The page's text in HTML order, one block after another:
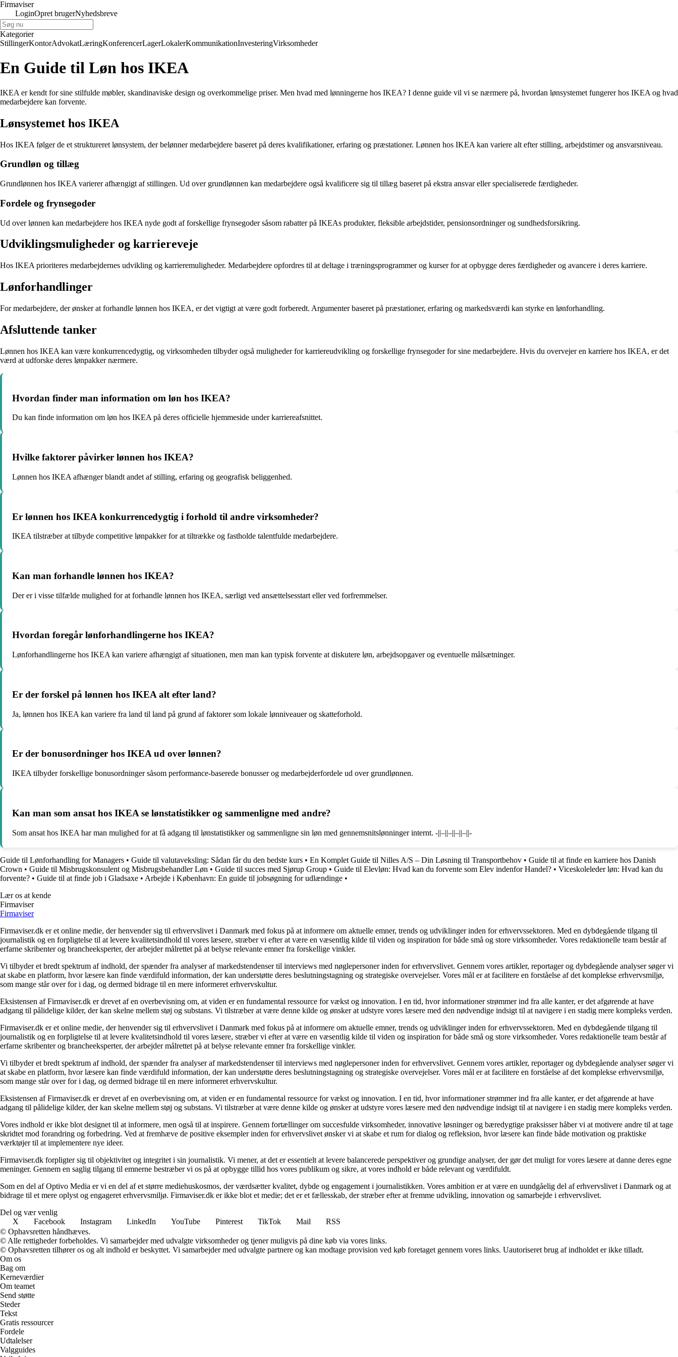
Firmaviser
LoginOpret brugerNyhedsbreve
Kategorier
StillingerKontorAdvokatLæringKonferencerLagerLokalerKommunikationInvesteringVirksomheder
En Guide til Løn hos IKEA
IKEA er kendt for sine stilfulde møbler, skandinaviske design og overkommelige priser. Men hvad med lønningerne hos IKEA? I denne guide vil vi se nærmere på, hvordan lønsystemet fungerer hos IKEA og hvad
medarbejdere kan forvente.
Lønsystemet hos IKEA
Hos IKEA følger de et struktureret lønsystem, der belønner medarbejdere baseret på deres kvalifikationer, erfaring og præstationer. Lønnen hos IKEA kan variere alt efter stilling, arbejdstimer og ansvarsniveau.
Grundløn og tillæg
Grundlønnen hos IKEA varierer afhængigt af stillingen. Ud over grundlønnen kan medarbejdere også kvalificere sig til tillæg baseret på ekstra ansvar eller specialiserede færdigheder.
Fordele og frynsegoder
Ud over lønnen kan medarbejdere hos IKEA nyde godt af forskellige frynsegoder såsom rabatter på IKEAs produkter, fleksible arbejdstider, pensionsordninger og sundhedsforsikring.
Udviklingsmuligheder og karriereveje
Hos IKEA prioriteres medarbejdernes udvikling og karrieremuligheder. Medarbejdere opfordres til at deltage i træningsprogrammer og kurser for at opbygge deres færdigheder og avancere i deres karriere.
Lønforhandlinger
For medarbejdere, der ønsker at forhandle lønnen hos IKEA, er det vigtigt at være godt forberedt. Argumenter baseret på præstationer, erfaring og markedsværdi kan styrke en lønforhandling.
Afsluttende tanker
Lønnen hos IKEA kan være konkurrencedygtig, og virksomheden tilbyder også muligheder for karriereudvikling og forskellige frynsegoder for sine medarbejdere. Hvis du overvejer en karriere hos IKEA, er det
værd at udforske deres lønpakker nærmere.
Hvordan finder man information om løn hos IKEA?
Du kan finde information om løn hos IKEA på deres officielle hjemmeside under karriereafsnittet.
Hvilke faktorer påvirker lønnen hos IKEA?
Lønnen hos IKEA afhænger blandt andet af stilling, erfaring og geografisk beliggenhed.
Er lønnen hos IKEA konkurrencedygtig i forhold til andre virksomheder?
IKEA tilstræber at tilbyde competitive lønpakker for at tiltrække og fastholde talentfulde medarbejdere.
Kan man forhandle lønnen hos IKEA?
Der er i visse tilfælde mulighed for at forhandle lønnen hos IKEA, særligt ved ansættelsesstart eller ved forfremmelser.
Hvordan foregår lønforhandlingerne hos IKEA?
Lønforhandlingerne hos IKEA kan variere afhængigt af situationen, men man kan typisk forvente at diskutere løn, arbejdsopgaver og eventuelle målsætninger.
Er der forskel på lønnen hos IKEA alt efter land?
Ja, lønnen hos IKEA kan variere fra land til land på grund af faktorer som lokale lønniveauer og skatteforhold.
Er der bonusordninger hos IKEA ud over lønnen?
IKEA tilbyder forskellige bonusordninger såsom performance-baserede bonusser og medarbejderfordele ud over grundlønnen.
Kan man som ansat hos IKEA se lønstatistikker og sammenligne med andre?
Som ansat hos IKEA har man mulighed for at få adgang til lønstatistikker og sammenligne sin løn med gennemsnitslønninger internt. -||–||–||–||–||-
Guide til Lønforhandling for Managers • Guide til valutaveksling: Sådan får du den bedste kurs • En Komplet Guide til Nilles A/S – Din Løsning til Transportbehov • Guide til at finde en karriere hos Danish
Crown • Guide til Misbrugskonsulent og Misbrugsbehandler Løn • Guide til succes med Sjørup Group • Guide til Elevløn: Hvad kan du forvente som Elev indenfor Handel? • Viceskoleleder løn: Hvad kan du
forvente? • Guide til at finde job i Gladsaxe • Arbejde i København: En guide til jobsøgning for udlændinge •
Lær os at kende
Firmaviser
Firmaviser
Firmaviser.dk er et online medie, der henvender sig til erhvervslivet i Danmark med fokus på at informere om aktuelle emner, trends og udviklinger inden for erhvervssektoren. Med en dybdegående tilgang til
journalistik og en forpligtelse til at levere kvalitetsindhold til vores læsere, stræber vi efter at være en væsentlig kilde til viden og inspiration for både små og store virksomheder. Vores redaktionelle team består af
erfarne skribenter og brancheeksperter, der arbejder målrettet på at belyse relevante emner fra forskellige vinkler.
Vi tilbyder et bredt spektrum af indhold, der spænder fra analyser af markedstendenser til interviews med nøglepersoner inden for erhvervslivet. Gennem vores artikler, reportager og dybdegående analyser søger vi
at skabe en platform, hvor læsere kan finde værdifuld information, der kan understøtte deres beslutningstagning og strategiske overvejelser. Vores mål er at facilitere en forståelse af det komplekse erhvervsmiljø,
som mange står over for i dag, og dermed bidrage til en mere informeret erhvervskultur.
Eksistensen af Firmaviser.dk er drevet af en overbevisning om, at viden er en fundamental ressource for vækst og innovation. I en tid, hvor informationer strømmer ind fra alle kanter, er det afgørende at have
adgang til pålidelige kilder, der kan skelne mellem støj og substans. Vi tilstræber at være denne kilde og ønsker at udstyre vores læsere med den nødvendige indsigt til at navigere i en stadig mere kompleks verden.
Firmaviser.dk er et online medie, der henvender sig til erhvervslivet i Danmark med fokus på at informere om aktuelle emner, trends og udviklinger inden for erhvervssektoren. Med en dybdegående tilgang til
journalistik og en forpligtelse til at levere kvalitetsindhold til vores læsere, stræber vi efter at være en væsentlig kilde til viden og inspiration for både små og store virksomheder. Vores redaktionelle team består af
erfarne skribenter og brancheeksperter, der arbejder målrettet på at belyse relevante emner fra forskellige vinkler.
Vi tilbyder et bredt spektrum af indhold, der spænder fra analyser af markedstendenser til interviews med nøglepersoner inden for erhvervslivet. Gennem vores artikler, reportager og dybdegående analyser søger vi
at skabe en platform, hvor læsere kan finde værdifuld information, der kan understøtte deres beslutningstagning og strategiske overvejelser. Vores mål er at facilitere en forståelse af det komplekse erhvervsmiljø,
som mange står over for i dag, og dermed bidrage til en mere informeret erhvervskultur.
Eksistensen af Firmaviser.dk er drevet af en overbevisning om, at viden er en fundamental ressource for vækst og innovation. I en tid, hvor informationer strømmer ind fra alle kanter, er det afgørende at have
adgang til pålidelige kilder, der kan skelne mellem støj og substans. Vi tilstræber at være denne kilde og ønsker at udstyre vores læsere med den nødvendige indsigt til at navigere i en stadig mere kompleks verden.
Vores indhold er ikke blot designet til at informere, men også til at inspirere. Gennem fortællinger om succesfulde virksomheder, innovative løsninger og bæredygtige praksisser håber vi at motivere andre til at tage
skridtet mod forandring og forbedring. Ved at fremhæve de positive eksempler inden for erhvervslivet ønsker vi at skabe et rum for dialog og refleksion, hvor læsere kan finde både motivation og praktiske
værktøjer til at implementere nye ideer.
Firmaviser.dk forpligter sig til objektivitet og integritet i sin journalistik. Vi mener, at det er essentielt at levere balancerede perspektiver og grundige analyser, der gør det muligt for vores læsere at danne deres egne
meninger. Gennem en saglig tilgang til emnerne bestræber vi os på at opbygge tillid hos vores publikum og sikre, at vores indhold er både relevant og værdifuldt.
Som en del af Optivo Media er vi en del af et større mediehuskosmos, der værdsætter kvalitet, dybde og engagement i journalistikken. Vores ambition er at være en uundgåelig del af erhvervslivet i Danmark og at
bidrage til et mere oplyst og engageret erhvervsmiljø. Firmaviser.dk er ikke blot et medie; det er et fællesskab, der stræber efter at fremme udvikling, innovation og samarbejde i erhvervslivet.
Del og vær venlig
X
Facebook Instagram LinkedIn YouTube Pinterest TikTok Mail
RSS
© Ophavsretten håndhæves.
© Alle rettigheder forbeholdes. Vi samarbejder med udvalgte virksomheder og tjener muligvis på dine køb via vores links.
© Ophavsretten tilhører os og alt indhold er beskyttet. Vi samarbejder med udvalgte partnere og kan modtage provision ved køb foretaget gennem vores links. Uautoriseret brug af indholdet er ikke tilladt.
Om os
Bag om
Kerneværdier
Om teamet
Send støtte
Steder
Tekst
Gratis ressourcer
Fordele
Udtalelser
Valgguides